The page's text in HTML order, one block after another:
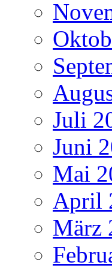
Juli
Juni
Mai
April
März